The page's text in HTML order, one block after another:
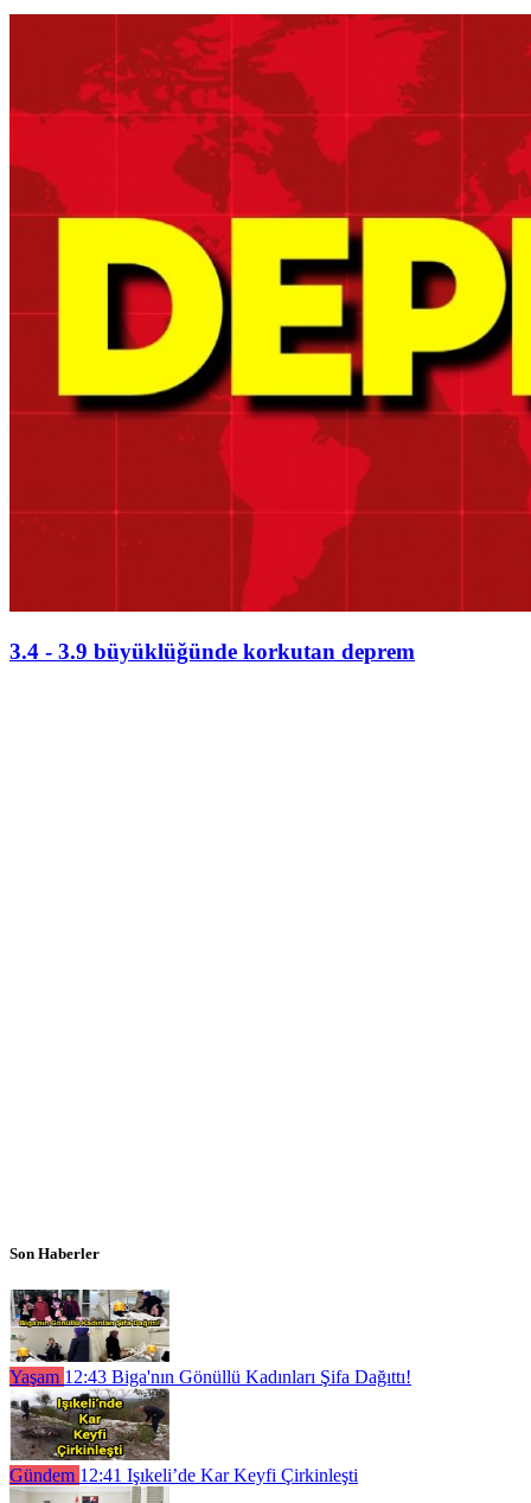
3.4 - 3.9 büyüklüğünde korkutan deprem
Son Haberler
Yaşam 12:43 Biga'nın Gönüllü Kadınları Şifa Dağıttı!
Gündem 12:41 Işıkeli’de Kar Keyfi Çirkinleşti